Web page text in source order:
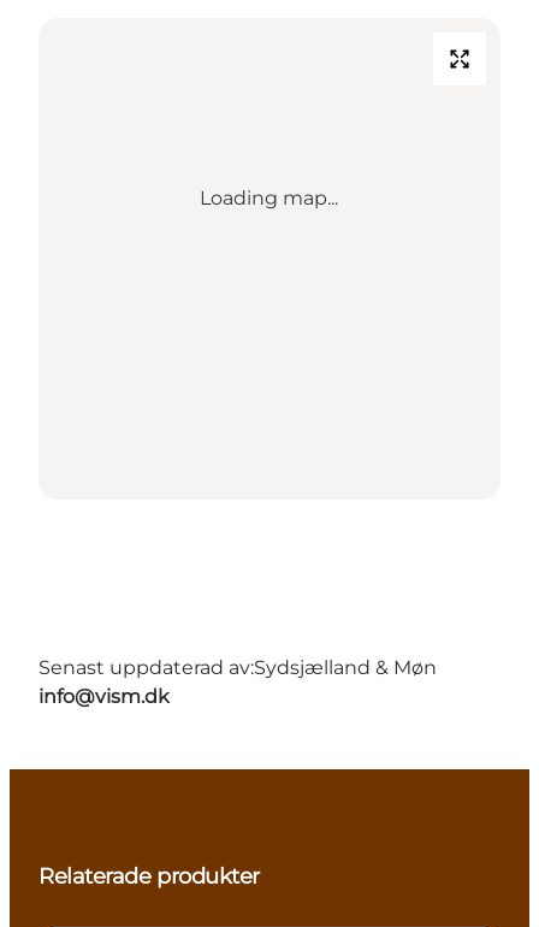
Loading map...
Senast uppdaterad av:Sydsjælland & Møn
info@vism.dk
Relaterade produkter